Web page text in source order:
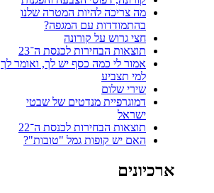
מה צריכה להיות המטרה שלנו
בהתמודדות עם המגפה?
חצי גרוש על קורונה
תוצאות הבחירות לכנסת ה־23
אמור לי כמה כסף יש לך, ואומר לך
למי תצביע
שירי שלום
דמוגרפיית מנדטים של שבטי
ישראל
תוצאות הבחירות לכנסת ה־22
האם יש קופות גמל "טובות"?
ארכיונים